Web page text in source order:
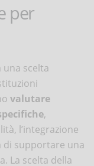
per
una scelta
valutare
,
l’integrazione
di supportare una
La scelta della